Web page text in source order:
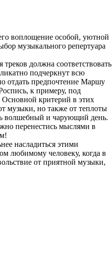
воплощение особой, уютной
музыкального репертуара
должна соответствовать
подчеркнут всю
отдать предпочтение Маршу
к примеру, под
Основной критерий в этих
музыки, но также от теплоты
волшебный и чарующий день.
перенестись мыслями в
насладиться этими
любимому человеку, когда в
от приятной музыки,